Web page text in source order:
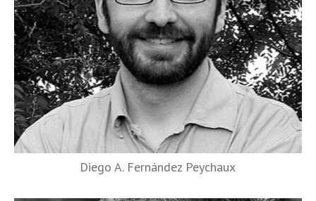
Diego A. Fernández Peychaux